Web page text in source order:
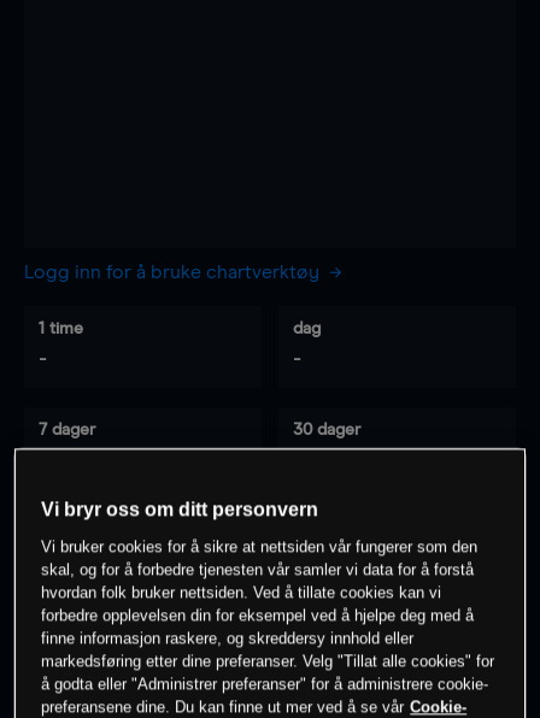
Logg inn for å bruke chartverktøy
1 time
-
dag
-
7 dager 30 dager
0% av kunder erpå dette instrumentet
Søk om konto
Vi bryr oss om ditt personvern
Vi bruker cookies for å sikre at nettsiden vår fungerer som den
skal, og for å forbedre tjenesten vår samler vi data for å forstå
hvordan folk bruker nettsiden. Ved å tillate cookies kan vi
forbedre opplevelsen din for eksempel ved å hjelpe deg med å
finne informasjon raskere, og skreddersy innhold eller
markedsføring etter dine preferanser. Velg "Tillat alle cookies" for
å godta eller "Administrer preferanser" for å administrere cookie-
preferansene dine. Du kan finne ut mer ved å se vår Cookie-